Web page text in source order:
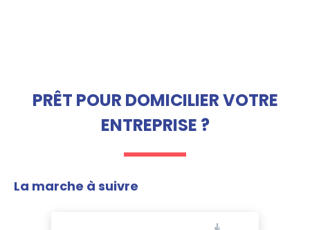
PRÊT POUR DOMICILIER VOTRE
ENTREPRISE ?
La marche à suivre